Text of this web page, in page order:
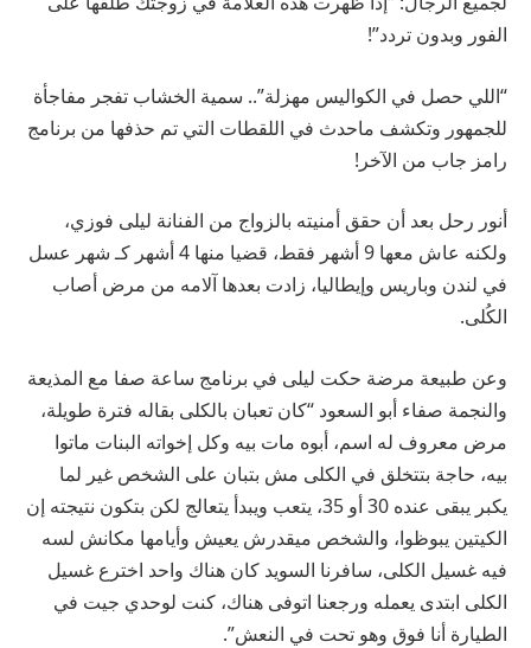
الفور وبدون تردد”!
“اللي حصل في الكواليس مهزلة”.. سمية الخشاب تفجر مفاجأة
للجمهور وتكشف ماحدث في اللقطات التي تم حذفها من برنامج
رامز جاب من الآخر!
أنور رحل بعد أن حقق أمنيته بالزواج من الفنانة ليلى فوزي،
ولكنه عاش معها 9 أشهر فقط، قضيا منها 4 أشهر كـ شهر عسل
في لندن وباريس وإيطاليا، زادت بعدها آلامه من مرض أصاب
الكُلى.
وعن طبيعة مرضة حكت ليلى في برنامج ساعة صفا مع المذيعة
والنجمة صفاء أبو السعود “كان تعبان بالكلى بقاله فترة طويلة،
مرض معروف له اسم، أبوه مات بيه وكل إخواته البنات ماتوا
بيه، حاجة بتتخلق في الكلى مش بتبان على الشخص غير لما
يكبر يبقى عنده 30 أو 35، يتعب ويبدأ يتعالج لكن بتكون نتيجته إن
الكيتين يبوظوا، والشخص ميقدرش يعيش وأيامها مكانش لسه
فيه غسيل الكلى، سافرنا السويد كان هناك واحد اخترع غسيل
الكلى ابتدى يعمله ورجعنا اتوفى هناك، كنت لوحدي جيت في
الطيارة أنا فوق وهو تحت في النعش”.